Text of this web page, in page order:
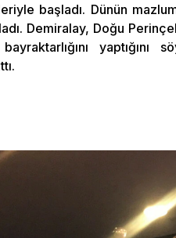
başladı. Dünün
Demiralay, Doğu